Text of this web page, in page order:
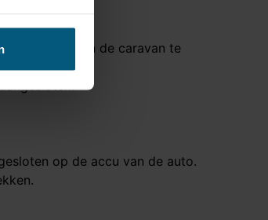
volt voeding in de caravan te
op de accu van de auto.